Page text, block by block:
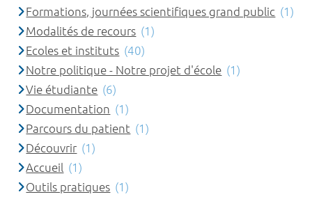
Formations, journées scientifiques grand public (1)
Modalités de recours (1)
Ecoles et instituts (40)
Notre politique - Notre projet d'école (1)
Vie étudiante (6)
Documentation (1)
Parcours du patient (1)
Découvrir (1)
Accueil (1)
Outils pratiques (1)